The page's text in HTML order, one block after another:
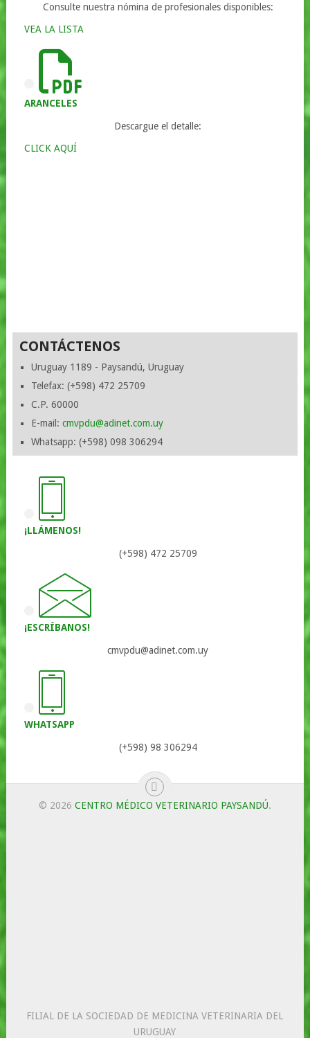
Consulte nuestra nómina de profesionales disponibles:
VEA LA LISTA
ARANCELES
Descargue el detalle:
CLICK AQUÍ
CONTÁCTENOS
Uruguay 1189 - Paysandú, Uruguay
Telefax: (+598) 472 25709
C.P. 60000
E-mail: cmvpdu@adinet.com.uy
Whatsapp: (+598) 098 306294
¡LLÁMENOS!
(+598) 472 25709
¡ESCRÍBANOS!
cmvpdu@adinet.com.uy
WHATSAPP
(+598) 98 306294
© 2026 CENTRO MÉDICO VETERINARIO PAYSANDÚ.
FILIAL DE LA SOCIEDAD DE MEDICINA VETERINARIA DEL
URUGUAY